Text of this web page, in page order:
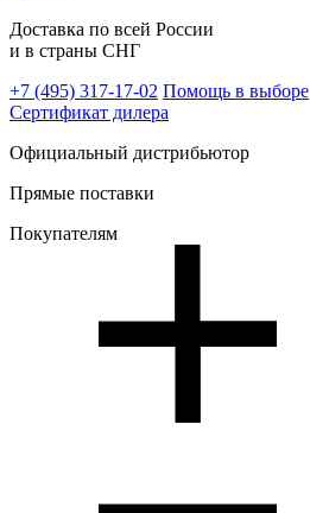
Доставка по всей России
и в страны СНГ
+7 (495) 317-17-02 Помощь в выборе
Сертификат дилера
Официальный дистрибьютор
Прямые поставки
Покупателям